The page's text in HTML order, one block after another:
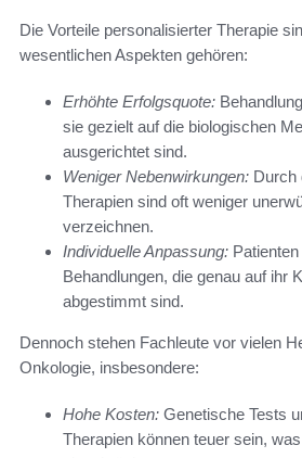
Die Vorteile personalisierter Therapie
wesentlichen Aspekten gehören:
Erhöhte Erfolgsquote:
sie gezielt auf die biologischen
ausgerichtet sind.
Weniger Nebenwirkungen: Durch
Therapien sind oft weniger
verzeichnen.
Individuelle Anpassung:
Behandlungen, die genau auf ihr
abgestimmt sind.
Dennoch stehen Fachleute vor vielen
Onkologie, insbesondere:
Hohe Kosten: Genetische Tests
Therapien können teuer sein,